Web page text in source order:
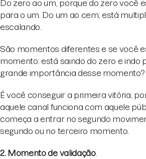
Do zero ao um, porque do zero você
para o um. Do um ao cem, está
escalando.
São momentos diferentes e se você
momento: está saindo do zero e indo
grande importância desse momento?
É você conseguir a primeira vitória,
aquele canal funciona com aquele
começa a entrar no segundo
segundo ou no terceiro momento.
2. Momento de validação.